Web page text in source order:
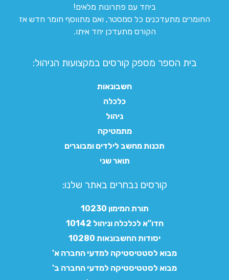
ביחד עם פתרונות מלאים!
החומרים מתעדכנים כל סמסטר, ואם מתווסף חומר חדש אז
הקורס מתעדכן יחד איתו.
בית הספר מספק קורסים במקצועות הניהול:
חשבונאות
כלכלה
ניהול
מתמטיקה
תכנות מחשב לילדים ומבוגרים
תואר שני
קורסים נבחרים באתר שלנו:​
תורת המימון 10230
חדו"א לכלכלה וניהול 10142
יסודות החשבונאות 10280
מבוא לסטטיסטיקה למדעי החברה א'
מבוא לסטטיסטיקה למדעי החברה ב'